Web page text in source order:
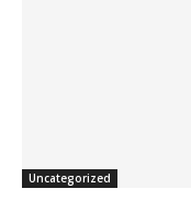
Uncategorized